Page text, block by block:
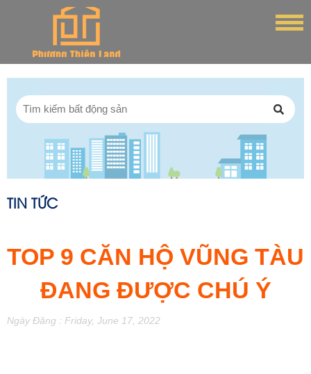
TIN TỨC
TOP 9 CĂN HỘ VŨNG TÀU
ĐANG ĐƯỢC CHÚ Ý
Ngày Đăng : Friday, June 17, 2022